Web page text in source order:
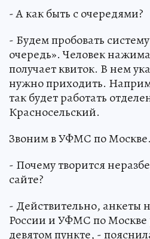
- А как быть с очередями?
- Будем пробовать
очередь». Человек
получает квиток. В нем
нужно приходить.
так будет работать
Красносельский.
Звоним в УФМС по Москве.
- Почему творится
сайте?
- Действительно, анкеты
России и УФМС по Москве
девятом пункте, -